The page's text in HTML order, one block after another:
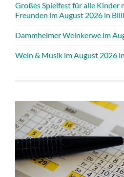
Großes Spielfest für alle Kinder
Freunden im August 2026 in
Dammheimer Weinkerwe im
Wein & Musik im August 2026